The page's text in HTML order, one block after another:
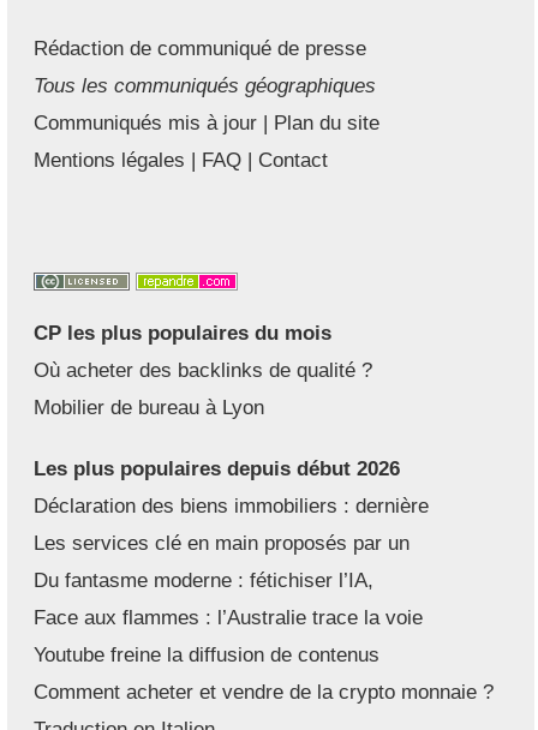
Rédaction de communiqué de presse
Tous les communiqués géographiques
Communiqués mis à jour | Plan du site
Mentions légales | FAQ | Contact
CP les plus populaires du mois
Où acheter des backlinks de qualité ?
Mobilier de bureau à Lyon
Les plus populaires depuis début 2026
Déclaration des biens immobiliers : dernière
Les services clé en main proposés par un
Du fantasme moderne : fétichiser l’IA,
Face aux flammes : l’Australie trace la voie
Youtube freine la diffusion de contenus
Comment acheter et vendre de la crypto monnaie ?